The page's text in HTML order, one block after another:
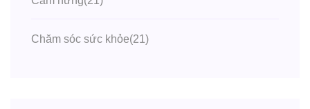
Chăm sóc sức khỏe(21)